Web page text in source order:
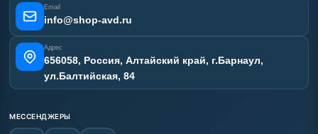
Email
info@shop-avd.ru
Адрес
656058, Россия, Алтайский край, г.Барнаул,
ул.Балтийская, 84
МЕССЕНДЖЕРЫ